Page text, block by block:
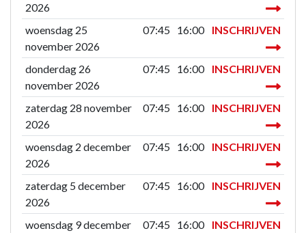
2026
woensdag 25
november 2026
07:45 16:00 INSCHRIJVEN
donderdag 26
november 2026
07:45 16:00 INSCHRIJVEN
zaterdag 28 november
2026
07:45 16:00 INSCHRIJVEN
woensdag 2 december
2026
07:45 16:00 INSCHRIJVEN
zaterdag 5 december
2026
07:45 16:00 INSCHRIJVEN
woensdag 9 december
07:45 16:00 INSCHRIJVEN